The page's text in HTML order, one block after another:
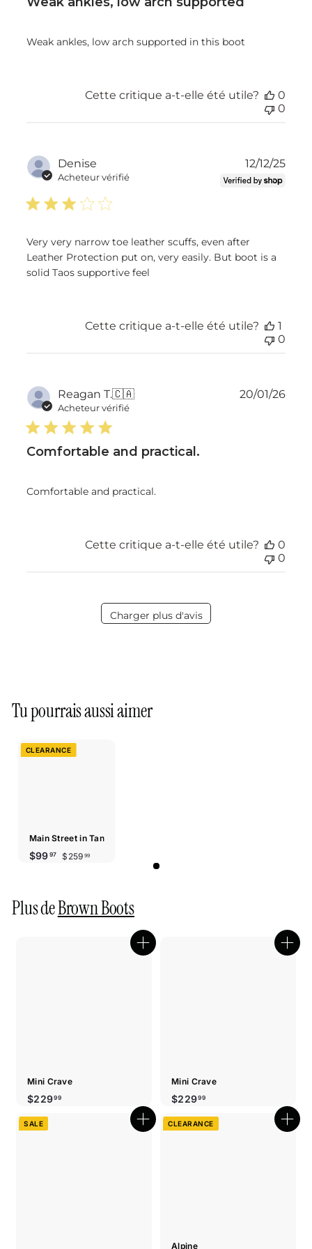
Weak ankles, low arch supported in this boot
Cette critique a-t-elle été utile?
0
0
Denise
Acheteur vérifié
Very very narrow toe leather scuffs, even after
Leather Protection put on, very easily. But boot is a
solid Taos supportive feel
Date
12/12/25
Cette critique a-t-elle été utile?
1
0
Reagan T.🇨🇦
Acheteur vérifié
Comfortable and practical.
Comfortable and practical.
Date
20/01/26
Cette critique a-t-elle été utile?
0
0
Charger plus d'avis
Tu pourrais aussi aimer
CLEARANCE
Main Street in Tan
Prix
$99 97$99.97
Prix
$259 99$259.99
Plus deBrown Boots
Boutique
Mini Crave
$22999$229.99
Mini Crave
$22999$229.99
Boutique
SALE CLEARANCE
Alpine